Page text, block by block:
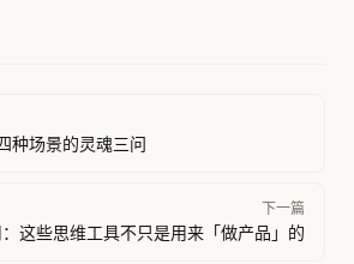
种场景的灵魂三问
下一篇
这些思维工具不只是用来「做产品」的